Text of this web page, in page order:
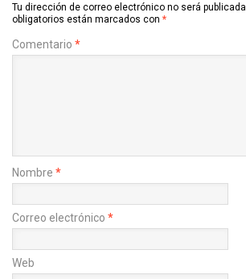
Tu dirección de correo electrónico no será publicada.
obligatorios están marcados con *
Comentario *
Nombre *
Correo electrónico *
Web